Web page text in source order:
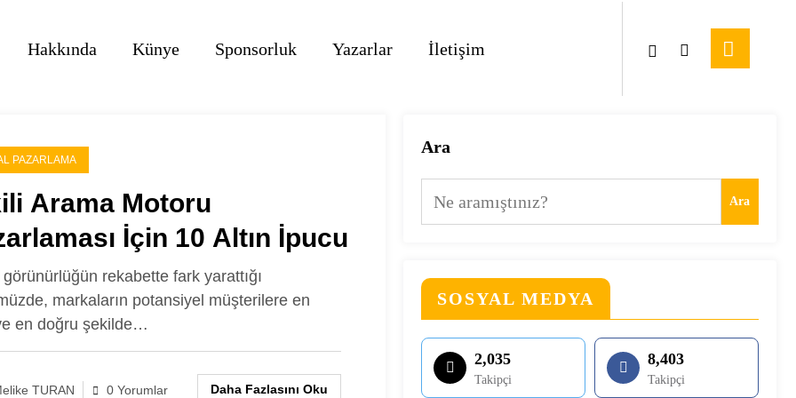
Hakkında Künye Sponsorluk Yazarlar İletişim
PAZARLAMA
Arama Motoru
İçin 10 Altın İpucu
rekabette fark yarattığı
markaların potansiyel müşterilere en
en doğru şekilde…
TURAN 0 Yorumlar Daha Fazlasını Oku
Ara
Ara
SOSYAL MEDYA
2,035
Takipçi
8,403
Takipçi